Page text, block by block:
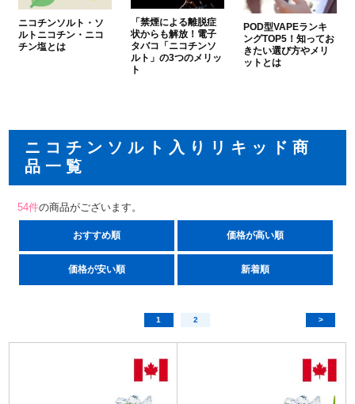
アメリカ・カナダ製 日本製（フレーバー）
ニコチンソルト・ソ
ルトニコチン・ニコ
チン塩とは
「禁煙による離脱症
状からも解放！電子
タバコ「ニコチンソ
ルト」の3つのメリッ
ト
POD型VAPEランキ
ングTOP5！知ってお
きたい選び方やメリ
ットとは
ニコチンソルト入りリキッド商
品一覧
54件の商品がございます。
おすすめ順 価格が高い順
価格が安い順 新着順
1 2 >